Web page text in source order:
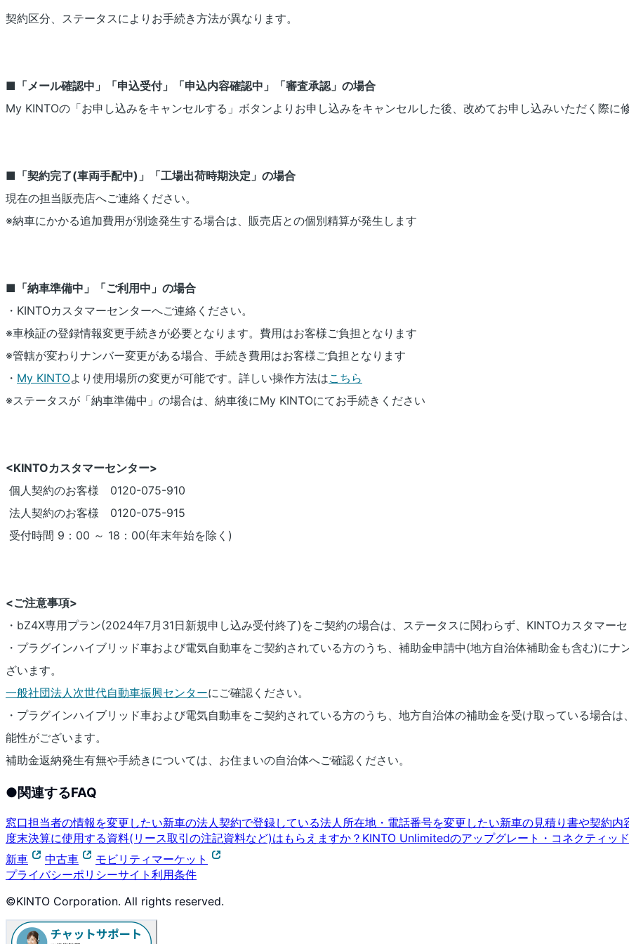
契約区分、ステータスによりお手続き方法が異なります。
■「メール確認中」「申込受付」「申込内容確認中」「審査承認」の場合
My KINTOの「お申し込みをキャンセルする」ボタンよりお申し込みをキャンセルした後、改めてお申し込みいただく際に
■「契約完了(車両手配中)」「工場出荷時期決定」の場合
現在の担当販売店へご連絡ください。
※納車にかかる追加費用が別途発生する場合は、販売店との個別精算が発生します
■「納車準備中」「ご利用中」の場合
・KINTOカスタマーセンターへご連絡ください。
※車検証の登録情報変更手続きが必要となります。費用はお客様ご負担となります
※管轄が変わりナンバー変更がある場合、手続き費用はお客様ご負担となります
・ My KINTOより使用場所の変更が可能です。詳しい操作方法はこちら
※ステータスが「納車準備中」の場合は、納車後にMy KINTOにてお手続きください
<KINTOカスタマーセンター>
個人契約のお客様 0120-075-910
法人契約のお客様 0120-075-915
受付時間 9：00 ～ 18：00(年末年始を除く)
<ご注意事項>
・bZ4X専用プラン(2024年7月31日新規申し込み受付終了)をご契約の場合は、ステータスに関わらず、KINTOカスタマーセ
・プラグインハイブリッド車および電気自動車をご契約されている方のうち、補助金申請中(地方自治体補助金も含む)に
ざいます。
一般社団法人次世代自動車振興センターにご確認ください。
・プラグインハイブリッド車および電気自動車をご契約されている方のうち、地方自治体の補助金を受け取っている場合
能性がございます。
補助金返納発生有無や手続きについては、お住まいの自治体へご確認ください。
●関連するFAQ
窓口担当者の情報を変更したい新車の法人契約で登録している法人所在地・電話番号を変更したい新車の見積り書や契約内
度末決算に使用する資料(リース取引の注記資料など)はもらえますか？ KINTO Unlimitedのアップグレート・コネクティッ
新車
中古車
モビリティマーケット
プライバシーポリシーサイト利用条件
©KINTO Corporation. All rights reserved.